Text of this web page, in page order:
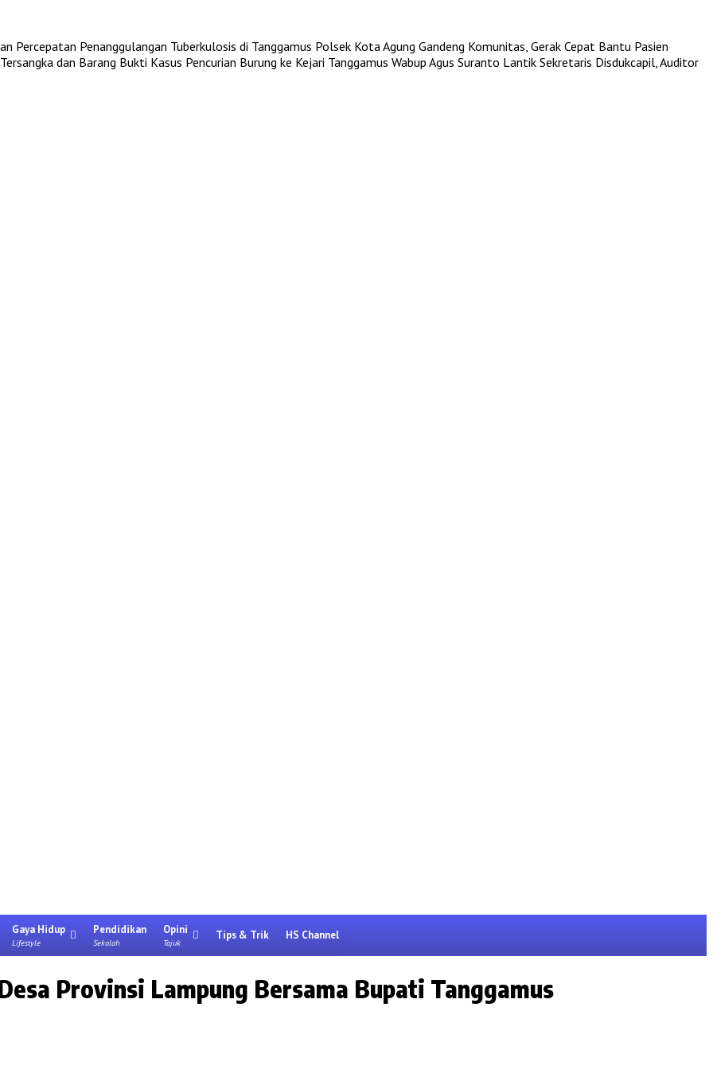
Percepatan Penanggulangan Tuberkulosis di Tanggamus Polsek Kota Agung Gandeng Komunitas, Gerak Cepat Bantu Pasien
dan Barang Bukti Kasus Pencurian Burung ke Kejari Tanggamus Wabup Agus Suranto Lantik Sekretaris Disdukcapil, Auditor
Gaya Hidup
Lifestyle
Pendidikan
Sekolah
Opini
Tajuk
Tips & Trik HS Channel
Provinsi Lampung Bersama Bupati Tanggamus